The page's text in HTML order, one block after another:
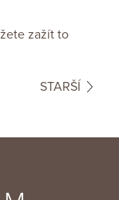
zažít to
STARŠÍ